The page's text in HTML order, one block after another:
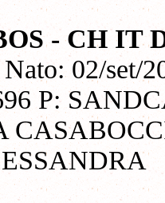
- CH IT
02/set/
P: